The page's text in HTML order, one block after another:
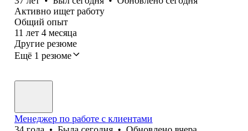
Активно ищет работу
Общий опыт
11 лет 4 месяца
Другие резюме
Ещё 1 резюме
Менеджер по работе с клиентами